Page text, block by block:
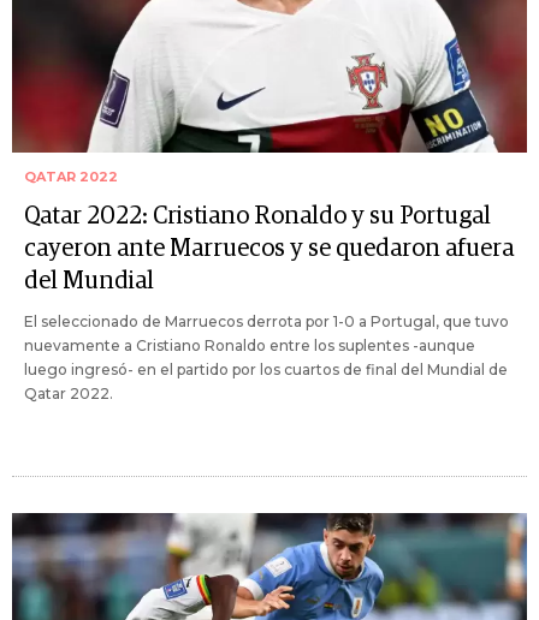
QATAR 2022
Qatar 2022: Cristiano Ronaldo y su Portugal
cayeron ante Marruecos y se quedaron afuera
del Mundial
El seleccionado de Marruecos derrota por 1-0 a Portugal, que tuvo
nuevamente a Cristiano Ronaldo entre los suplentes -aunque
luego ingresó- en el partido por los cuartos de final del Mundial de
Qatar 2022.